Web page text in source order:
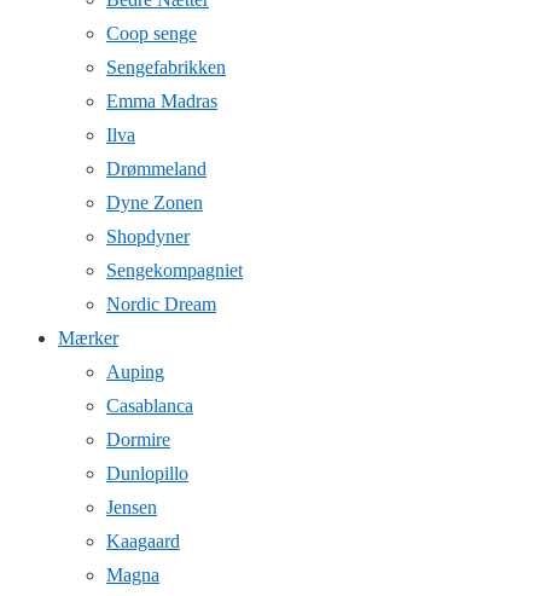
Coop senge
Sengefabrikken
Emma Madras
Ilva
Drømmeland
Dyne Zonen
Shopdyner
Sengekompagniet
Nordic Dream
Mærker
Auping
Casablanca
Dormire
Dunlopillo
Jensen
Kaagaard
Magna